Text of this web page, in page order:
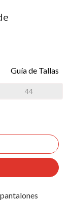
Guía de Tallas
44